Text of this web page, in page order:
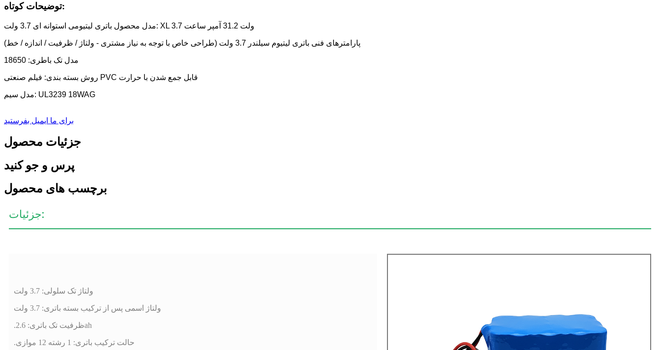
توضیحات کوتاه:
مدل محصول باتری لیتیومی استوانه ای 3.7 ولت: XL 3.7 ولت 31.2 آمپر ساعت
پارامترهای فنی باتری لیتیوم سیلندر 3.7 ولت (طراحی خاص با توجه به نیاز مشتری - ولتاژ / ظرفیت / اندازه / خط)
مدل تک باطری: 18650
روش بسته بندی: فیلم صنعتی PVC قابل جمع شدن با حرارت
مدل سیم: UL3239 18WAG
برای ما ایمیل بفرستید
جزئیات محصول
پرس و جو کنید
برچسب های محصول
جزئیات:
ولتاژ تک سلولی: 3.7 ولت
ولتاژ اسمی پس از ترکیب بسته باتری: 3.7 ولت
.ظرفیت تک باتری: 2.6ah
.حالت ترکیب باتری: 1 رشته 12 موازی